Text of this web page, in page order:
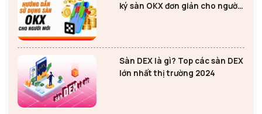
ký sàn OKX đơn giản cho người
Sàn DEX là gì? Top các sàn DEX
lớn nhất thị trường 2024